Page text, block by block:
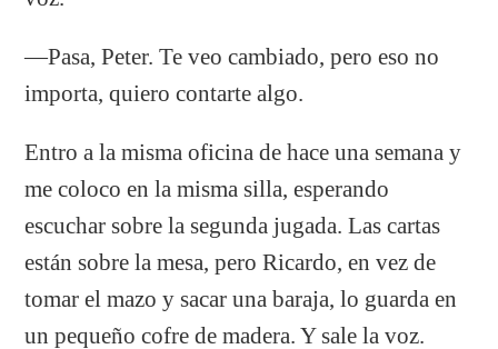
―Pasa, Peter. Te veo cambiado, pero eso no
importa, quiero contarte algo.
Entro a la misma oficina de hace una semana y
me coloco en la misma silla, esperando
escuchar sobre la segunda jugada. Las cartas
están sobre la mesa, pero Ricardo, en vez de
tomar el mazo y sacar una baraja, lo guarda en
un pequeño cofre de madera. Y sale la voz.